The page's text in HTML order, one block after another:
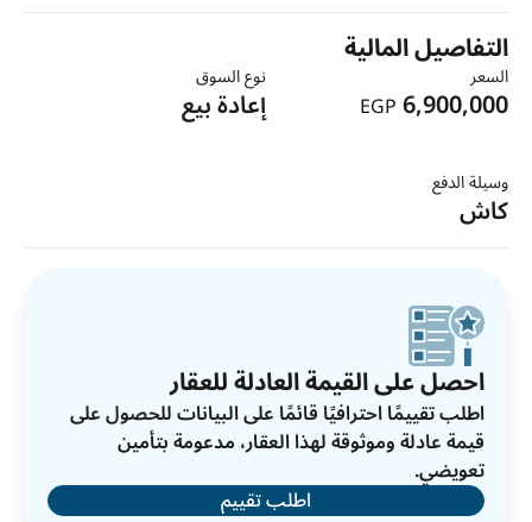
التفاصيل المالية
السعر
6,900,000
EGP
نوع السوق
إعادة بيع
وسيلة الدفع
كاش
احصل على القيمة العادلة للعقار
اطلب تقييمًا احترافيًا قائمًا على البيانات للحصول على
قيمة عادلة وموثوقة لهذا العقار، مدعومة بتأمين
تعويضي.
اطلب تقييم